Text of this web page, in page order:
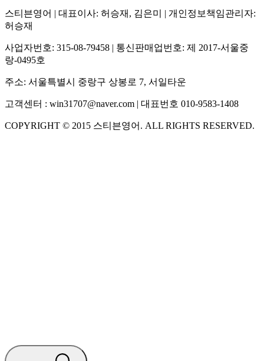
스티븐영어 | 대표이사: 허승재, 김은미
| 개인정보책임관리자:
허승재
사업자번호: 315-08-79458 | 통신판매업번호: 제 2017-서울중
랑-0495호
주소: 서울특별시 중랑구 상봉로 7, 서일타운
고객센터 : win31707@naver.com | 대표번호 010-9583-1408
COPYRIGHT © 2015 스티븐영어 . ALL RIGHTS RESERVED.